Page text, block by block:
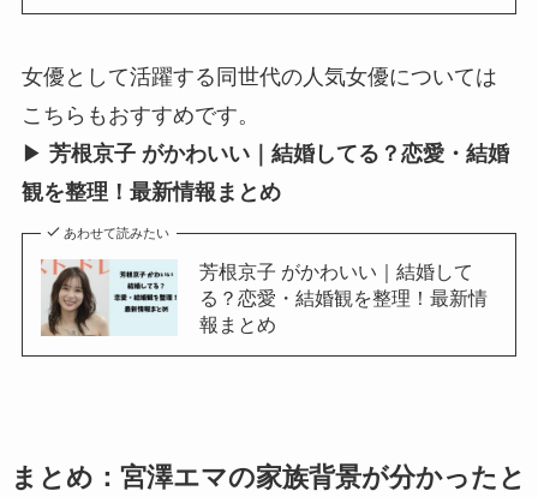
女優として活躍する同世代の人気女優については
こちらもおすすめです。
▶︎ 芳根京子 がかわいい｜結婚してる？恋愛・結婚
観を整理！最新情報まとめ
あわせて読みたい
芳根京子 がかわいい｜結婚して
る？恋愛・結婚観を整理！最新情
報まとめ
まとめ：宮澤エマの家族背景が分かったと